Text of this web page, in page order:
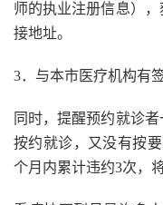
师的执业注册信息）
接地址。
3．与本市医疗机构有
同时，提醒预约就诊
按约就诊，又没有按
个月内累计违约3次，